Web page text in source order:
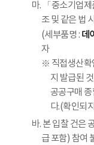
마. 「중소기업
조 및 같은 법
(세부품명 : 데
자
※ 직접생산확
지 발급된
공공구매
다.(확인되
바. 본 입찰 건은
급 포함) 참여